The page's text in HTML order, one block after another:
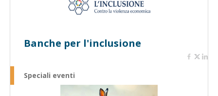
Banche per l'inclusione
Speciali eventi